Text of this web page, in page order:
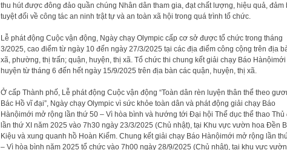
thu hút được đông đảo quần chúng Nhân dân tham gia, đạt chất lượng, hiệu quả, đảm
tuyệt đối về công tác an ninh trật tự và an toàn xã hội trong quá trình tổ chức.
Lễ phát động Cuộc vận động, Ngày chạy Olympic cấp cơ sở được tổ chức trong tháng
3/2025, cao điểm từ ngày 10 đến ngày 27/3/2025 tại các địa điểm công cộng trên địa
xã, phường, thị trấn; quận, huyện, thị xã. Tổ chức thi chung kết giải chạy Báo
huyện từ tháng 6 đến hết ngày 15/9/2025 trên địa bàn các quận, huyện, thị xã.
Ở cấp Thành phố, Lễ phát động Cuộc vận động “Toàn dân rèn luyện thân thể theo
Bác Hồ vĩ đại”, Ngày chạy Olympic vì sức khỏe toàn dân và phát động giải chạy Báo
Hànộimới mở rộng lần thứ 50 – Vì hòa bình và hướng tới Đại hội Thể dục thể thao Thủ
lần thứ XI năm 2025 vào 7h30 ngày 23/3/2025 (Chủ nhật), tại Khu vực vườn hoa Đền
Kiệu và xung quanh hồ Hoàn Kiếm. Chung kết giải chạy Báo Hànộimới mở rộng lần
– Vì hòa bình năm 2025 tổ chức vào 7h00 ngày 28/9/2025 (Chủ nhật), tại khu vực